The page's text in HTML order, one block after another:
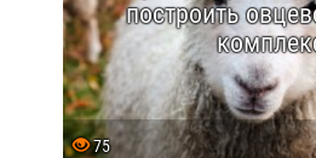
построить
75